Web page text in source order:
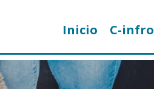
Inicio C-infro